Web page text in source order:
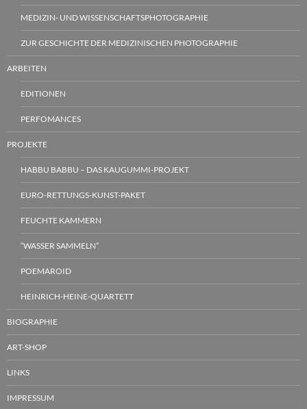
MEDIZIN- UND WISSENSCHAFTSPHOTOGRAPHIE
ZUR GESCHICHTE DER MEDIZINISCHEN PHOTOGRAPHIE
ARBEITEN
EDITIONEN
PERFOMANCES
PROJEKTE
HABBU BABBU – DAS KAUGUMMI-PROJEKT
EURO-RETTUNGS-KUNST-PAKET
FEUCHTE KAMMERN
“WASSER SAMMELN”
POEMAROID
HEINRICH-HEINE-QUARTETT
BIOGRAPHIE
ART-SHOP
LINKS
IMPRESSUM